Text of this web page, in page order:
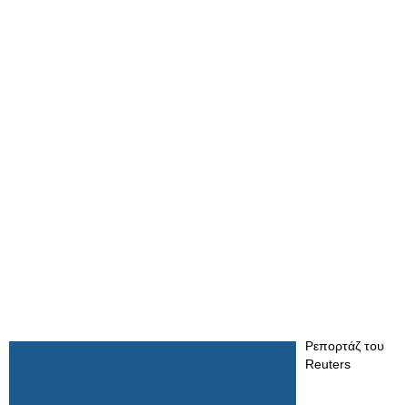
Ρεπορτάζ του
Reuters